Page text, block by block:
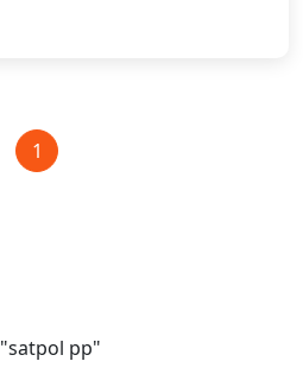
1
"satpol pp"